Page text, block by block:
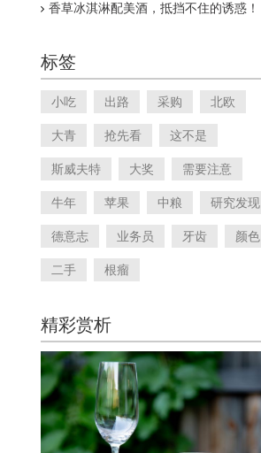
香草冰淇淋配美酒，抵挡不住的诱惑！
标签
小吃 出路 采购 北欧
大青 抢先看 这不是
斯威夫特 大奖 需要注意
牛年 苹果 中粮 研究发现
德意志 业务员 牙齿 颜色
二手 根瘤
精彩赏析